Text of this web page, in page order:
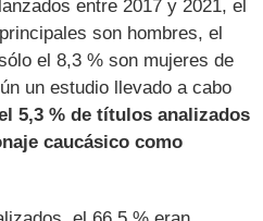
entre 2017 y 2021, el
son hombres, el
el 8,3 % son mujeres de
un estudio llevado a cabo
5,3 % de títulos analizados
caucásico como